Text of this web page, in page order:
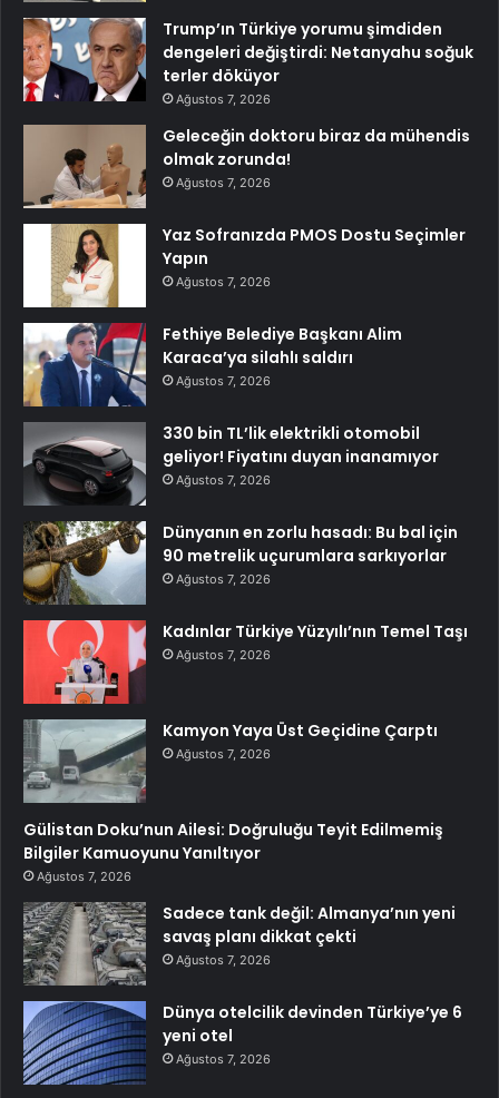
Trump’ın Türkiye yorumu şimdiden
dengeleri değiştirdi: Netanyahu soğuk
terler döküyor
Ağustos 7, 2026
Geleceğin doktoru biraz da mühendis
olmak zorunda!
Ağustos 7, 2026
Yaz Sofranızda PMOS Dostu Seçimler
Yapın
Ağustos 7, 2026
Fethiye Belediye Başkanı Alim
Karaca’ya silahlı saldırı
Ağustos 7, 2026
330 bin TL’lik elektrikli otomobil
geliyor! Fiyatını duyan inanamıyor
Ağustos 7, 2026
Dünyanın en zorlu hasadı: Bu bal için
90 metrelik uçurumlara sarkıyorlar
Ağustos 7, 2026
Kadınlar Türkiye Yüzyılı’nın Temel Taşı
Ağustos 7, 2026
Kamyon Yaya Üst Geçidine Çarptı
Ağustos 7, 2026
Gülistan Doku’nun Ailesi: Doğruluğu Teyit Edilmemiş
Bilgiler Kamuoyunu Yanıltıyor
Ağustos 7, 2026
Sadece tank değil: Almanya’nın yeni
savaş planı dikkat çekti
Ağustos 7, 2026
Dünya otelcilik devinden Türkiye’ye 6
yeni otel
Ağustos 7, 2026